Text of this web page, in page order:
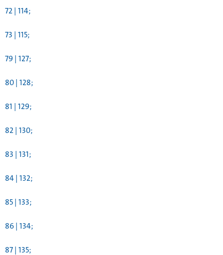
72 | 114;
73 | 115;
79 | 127;
80 | 128;
81 | 129;
82 | 130;
83 | 131;
84 | 132;
85 | 133;
86 | 134;
87 | 135;